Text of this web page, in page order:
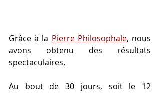
Grâce à la Pierre Philosophale, nous
avons obtenu des résultats
spectaculaires.
Au bout de 30 jours, soit le 12